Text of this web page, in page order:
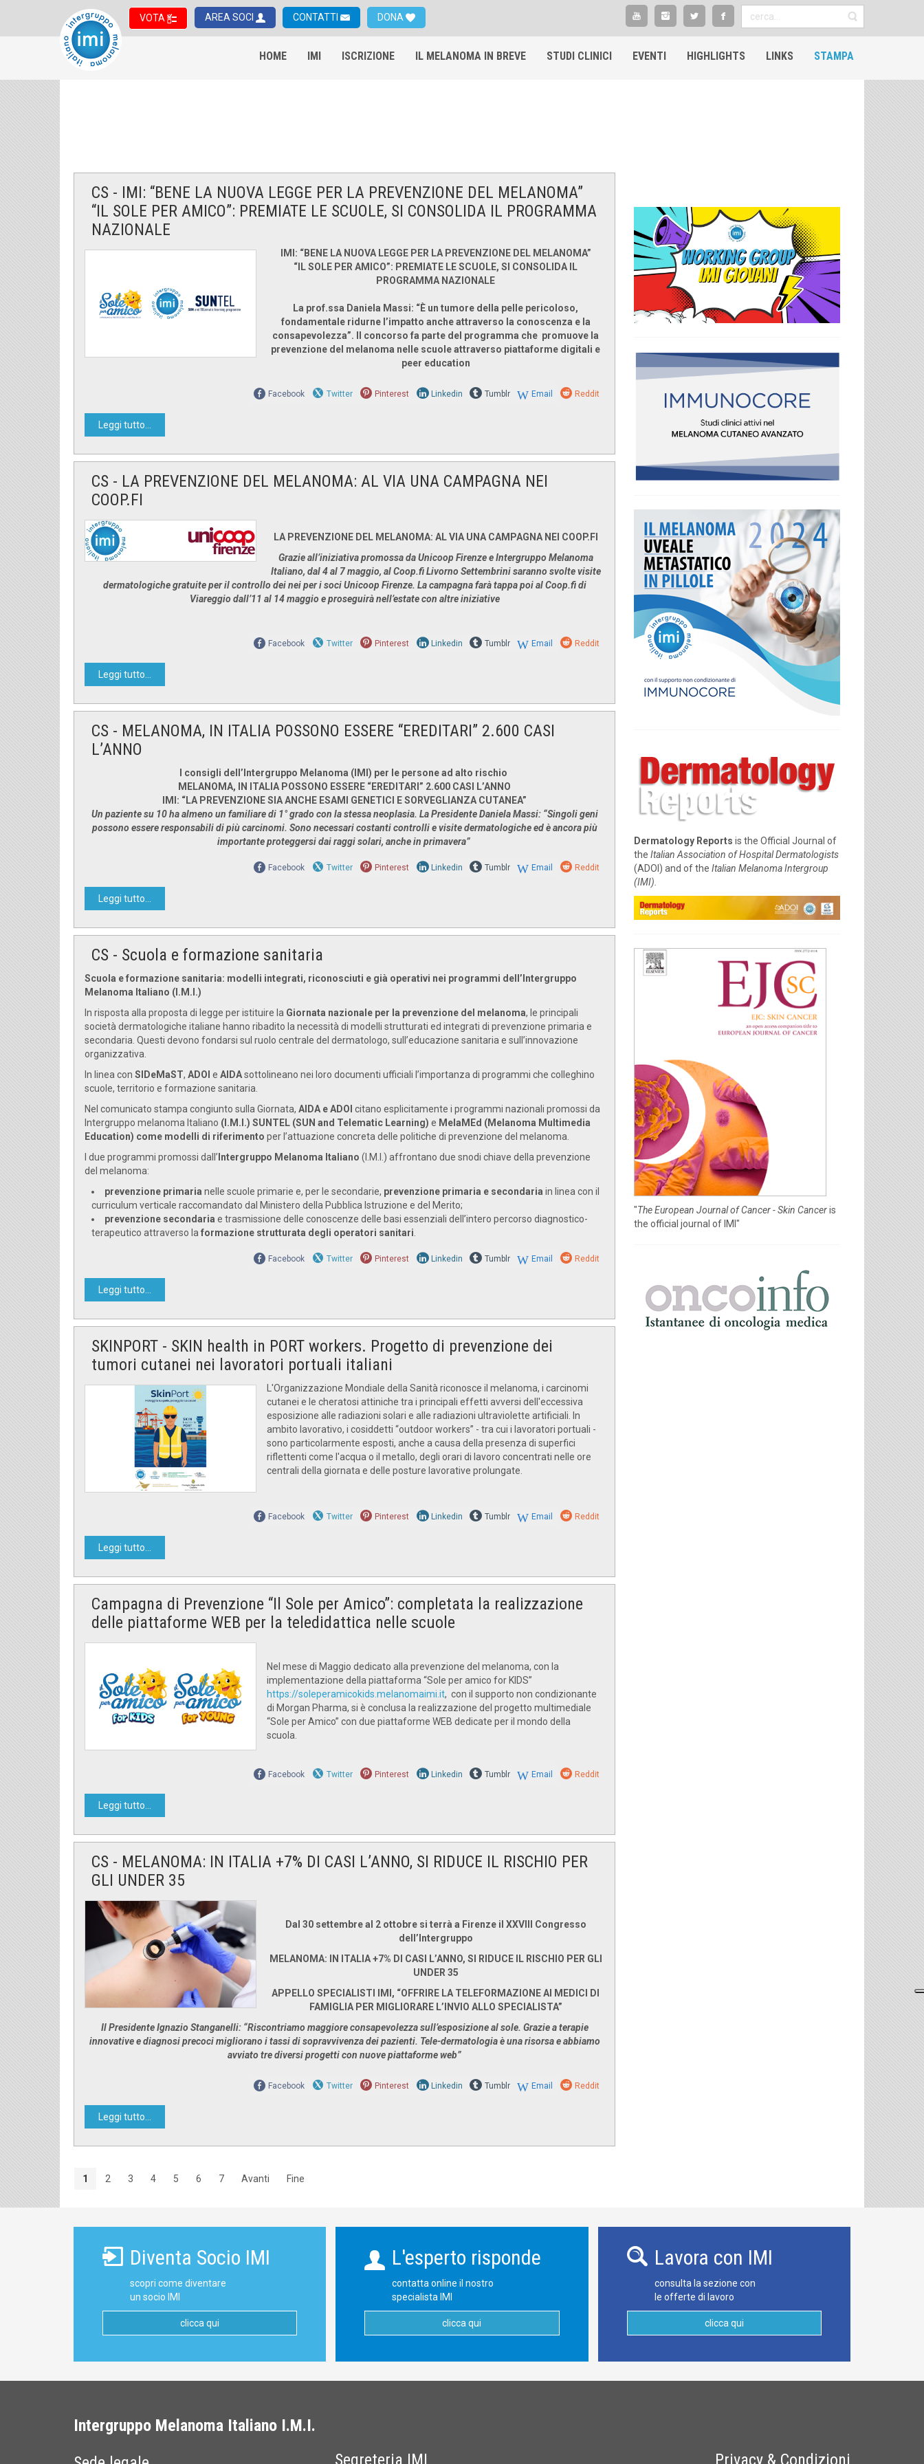
VOTA AREA SOCI CONTATTI DONA
HOME IMI ISCRIZIONE IL MELANOMA IN BREVE STUDI CLINICI EVENTI HIGHLIGHTS​ LINKS STAMPA
CS - IMI: “BENE LA NUOVA LEGGE PER LA PREVENZIONE DEL MELANOMA”
“IL SOLE PER AMICO”: PREMIATE LE SCUOLE, SI CONSOLIDA IL PROGRAMMA
NAZIONALE
IMI: “BENE LA NUOVA LEGGE PER LA PREVENZIONE DEL MELANOMA”
“IL SOLE PER AMICO”: PREMIATE LE SCUOLE, SI CONSOLIDA IL
PROGRAMMA NAZIONALE
La prof.ssa Daniela Massi: “È un tumore della pelle pericoloso,
fondamentale ridurne l’impatto anche attraverso la conoscenza e la
consapevolezza”. Il concorso fa parte del programma che promuove la
prevenzione del melanoma nelle scuole attraverso piattaforme digitali e
peer education
Facebook Twitter Pinterest Linkedin Tumblr Email Reddit
Leggi tutto...
CS - LA PREVENZIONE DEL MELANOMA: AL VIA UNA CAMPAGNA NEI
COOP.FI
LA PREVENZIONE DEL MELANOMA: AL VIA UNA CAMPAGNA NEI COOP.FI
Grazie all’iniziativa promossa da Unicoop Firenze e Intergruppo Melanoma
Italiano, dal 4 al 7 maggio, al Coop.fi Livorno Settembrini saranno svolte visite
dermatologiche gratuite per il controllo dei nei per i soci Unicoop Firenze. La campagna farà tappa poi al Coop.fi di
Viareggio dall’11 al 14 maggio e proseguirà nell’estate con altre iniziative
Facebook Twitter Pinterest Linkedin Tumblr Email Reddit
Leggi tutto...
CS - MELANOMA, IN ITALIA POSSONO ESSERE “EREDITARI” 2.600 CASI
L’ANNO
I consigli dell’Intergruppo Melanoma (IMI) per le persone ad alto rischio
MELANOMA, IN ITALIA POSSONO ESSERE “EREDITARI” 2.600 CASI L’ANNO
IMI: “LA PREVENZIONE SIA ANCHE ESAMI GENETICI E SORVEGLIANZA CUTANEA”
Un paziente su 10 ha almeno un familiare di 1° grado con la stessa neoplasia. La Presidente Daniela Massi: “Singoli geni
possono essere responsabili di più carcinomi. Sono necessari costanti controlli e visite dermatologiche ed è ancora più
importante proteggersi dai raggi solari, anche in primavera”
Facebook Twitter Pinterest Linkedin Tumblr Email Reddit
Leggi tutto...
CS - Scuola e formazione sanitaria
Scuola e formazione sanitaria: modelli integrati, riconosciuti e già operativi nei programmi dell’Intergruppo
Melanoma Italiano (I.M.I.)
In risposta alla proposta di legge per istituire la Giornata nazionale per la prevenzione del melanoma, le principali
società dermatologiche italiane hanno ribadito la necessità di modelli strutturati ed integrati di prevenzione primaria e
secondaria. Questi devono fondarsi sul ruolo centrale del dermatologo, sull’educazione sanitaria e sull’innovazione
organizzativa.
In linea con SIDeMaST, ADOI e AIDAsottolineano nei loro documenti ufficiali l’importanza di programmi che colleghino
scuole, territorio e formazione sanitaria.
Nel comunicato stampa congiunto sulla Giornata, AIDA e ADOI citano esplicitamente i programmi nazionali promossi da
Intergruppo melanoma Italiano (I.M.I.) SUNTEL (SUN and Telematic Learning) e MelaMEd (Melanoma Multimedia
Education) come modelli di riferimento per l’attuazione concreta delle politiche di prevenzione del melanoma.
I due programmi promossi dall’ Intergruppo Melanoma Italiano (I.M.I.) affrontano due snodi chiave della prevenzione
del melanoma:
prevenzione primaria nelle scuole primarie e, per le secondarie, prevenzione primaria e secondaria in linea con il
curriculum verticale raccomandato dal Ministero della Pubblica Istruzione e del Merito;
prevenzione secondaria e trasmissione delle conoscenze delle basi essenziali dell’intero percorso diagnostico-
terapeutico attraverso laformazione strutturata degli operatori sanitari.
Facebook Twitter Pinterest Linkedin Tumblr Email Reddit
Leggi tutto...
SKINPORT - SKIN health in PORT workers. Progetto di prevenzione dei
tumori cutanei nei lavoratori portuali italiani
L'Organizzazione Mondiale della Sanità riconosce il melanoma, i carcinomi
cutanei e le cheratosi attiniche tra i principali effetti avversi dell'eccessiva
esposizione alle radiazioni solari e alle radiazioni ultraviolette artificiali. In
ambito lavorativo, i cosiddetti “outdoor workers” - tra cui i lavoratori portuali -
sono particolarmente esposti, anche a causa della presenza di superfici
riflettenti come l'acqua o il metallo, degli orari di lavoro concentrati nelle ore
centrali della giornata e delle posture lavorative prolungate.
Facebook Twitter Pinterest Linkedin Tumblr Email Reddit
Leggi tutto...
Campagna di Prevenzione “Il Sole per Amico”: completata la realizzazione
delle piattaforme WEB per la teledidattica nelle scuole
Nel mese di Maggio dedicato alla prevenzione del melanoma, con la
implementazione della piattaforma “Sole per amico for KIDS”
https://soleperamicokids.melanomaimi.it, con il supporto non condizionante
di Morgan Pharma, si è conclusa la realizzazione del progetto multimediale
“Sole per Amico” con due piattaforme WEB dedicate per il mondo della
scuola.
Facebook Twitter Pinterest Linkedin Tumblr Email Reddit
Leggi tutto...
CS - MELANOMA: IN ITALIA +7% DI CASI L’ANNO, SI RIDUCE IL RISCHIO PER
GLI UNDER 35
Dal 30 settembre al 2 ottobre si terrà a Firenze il XXVIII Congresso
dell’Intergruppo
MELANOMA: IN ITALIA +7% DI CASI L’ANNO, SI RIDUCE IL RISCHIO PER GLI
UNDER 35
APPELLO SPECIALISTI IMI, “OFFRIRE LA TELEFORMAZIONE AI MEDICI DI
FAMIGLIA PER MIGLIORARE L’INVIO ALLO SPECIALISTA”
Il Presidente Ignazio Stanganelli: “Riscontriamo maggiore consapevolezza sull’esposizione al sole. Grazie a terapie
innovative e diagnosi precoci migliorano i tassi di sopravvivenza dei pazienti. Tele-dermatologia è una risorsa e abbiamo
avviato tre diversi progetti con nuove piattaforme web”
Facebook Twitter Pinterest Linkedin Tumblr Email Reddit
Leggi tutto...
1 2 3 4 5 6 7 Avanti Fine
Dermatology Reports is the Official Journal of
the Italian Association of Hospital Dermatologists
(ADOI) and of the Italian Melanoma Intergroup
(IMI).
"The European Journal of Cancer - Skin Canceris
the official journal of IMI"
Diventa Socio IMI
scopri come diventare
un socio IMI
clicca qui
L'esperto risponde
contatta online il nostro
specialista IMI
clicca qui
Lavora con IMI
consulta la sezione con
le offerte di lavoro
clicca qui
Intergruppo Melanoma Italiano I.M.I.
Segreteria IMI Privacy & Condizioni